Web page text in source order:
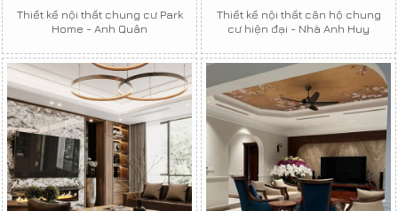
Thiết kế nội thất chung cư Park
Home - Anh Quân
Thiết kế nội thất căn hộ chung
cư hiện đại - Nhà Anh Huy